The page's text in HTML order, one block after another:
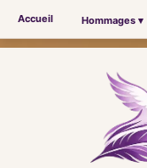
Accueil Hommages ▾